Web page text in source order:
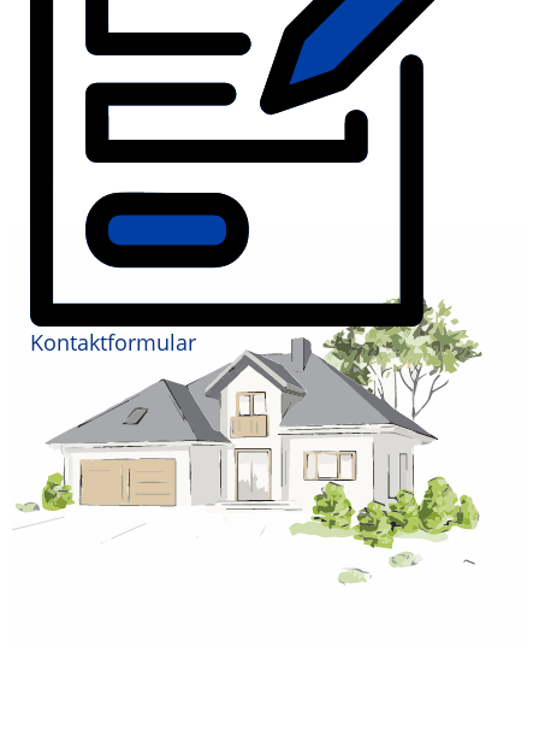
Kontaktformular